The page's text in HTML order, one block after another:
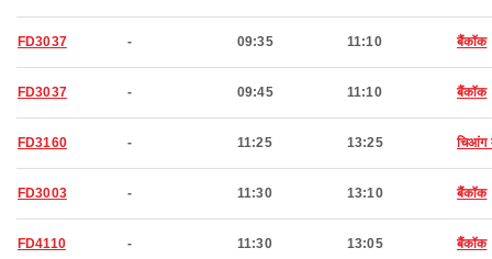
FD3037 - 09:35 11:10 बैंकॉक
FD3037 - 09:45 11:10 बैंकॉक
FD3160 - 11:25 13:25 चिआंग
FD3003 - 11:30 13:10 बैंकॉक
FD4110 - 11:30 13:05 बैंकॉक